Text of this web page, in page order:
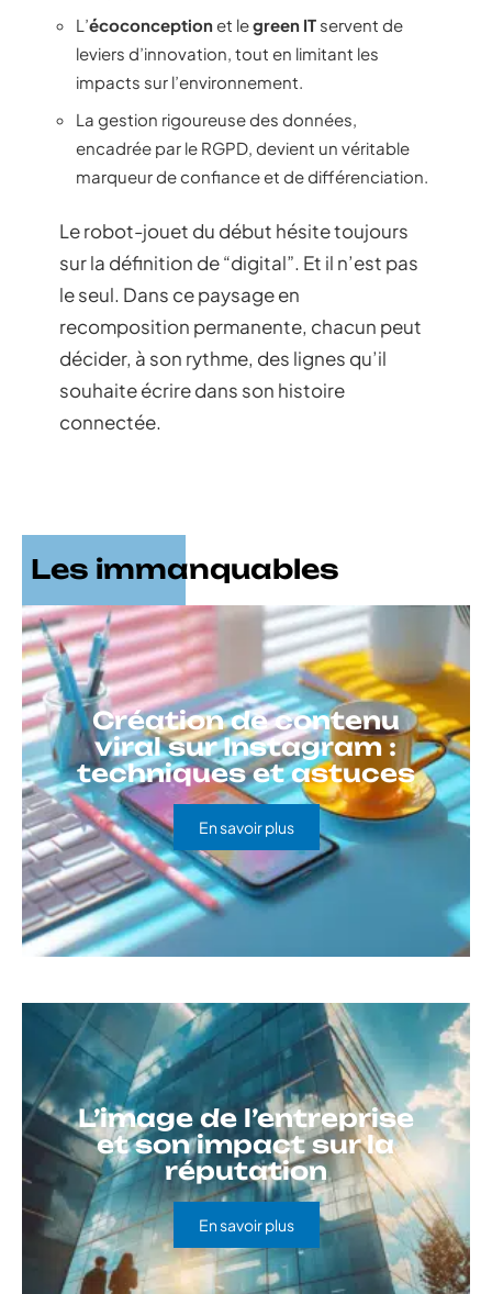
L’écoconceptionet legreen IT servent de
leviers d’innovation, tout en limitant les
impacts sur l’environnement.
La gestion rigoureuse des données,
encadrée par le RGPD, devient un véritable
marqueur de confiance et de différenciation.
Le robot-jouet du début hésite toujours
sur la définition de “digital”. Et il n’est pas
le seul. Dans ce paysage en
recomposition permanente, chacun peut
décider, à son rythme, des lignes qu’il
souhaite écrire dans son histoire
connectée.
Les immanquables
Création de contenu
viral sur Instagram :
techniques et astuces
En savoir plus
L’image de l’entreprise
et son impact sur la
réputation
En savoir plus